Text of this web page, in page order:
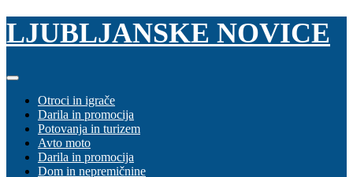
Skip
content
LJUBLJANSKE NOVICE
Otroci in igrače
Darila in promocija
Potovanja in turizem
Avto moto
Darila in promocija
Dom in nepremičnine